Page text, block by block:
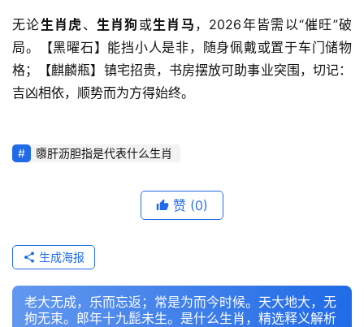
无论生肖虎、 生肖狗 或生肖马 ，2026年皆需以“催旺”破
局。【黑曜石】能挡小人是非，随身佩戴或置于车门储物
格；【麒麟瓶】镇宅招贵，书房摆放可助事业突围，切记：
吉凶相依，顺势而为方得始终。
隳肝沥胆指是代表什么生肖
赞 (0)
生成海报
老大无成，乐而忘返；常是为而今时候。天大地大，无
拘无束。郎年十九髭未生。是什么生肖，精选释义解析